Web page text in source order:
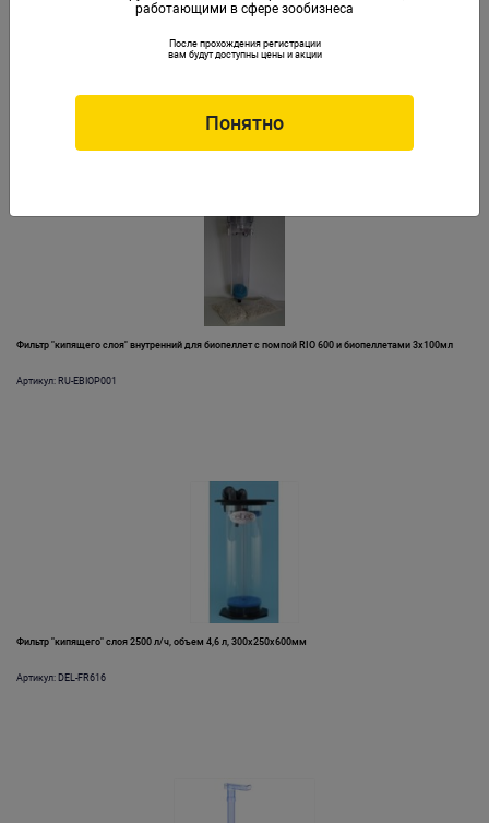
Фильтр "кипящего слоя" Bio Churn-90INT Bio Churn Reactor D90/220x115x370мм от 400-600л, помпа
Фильтр "кипящего слоя" внутренний для биопеллет с помпой RIO 600 и биопеллетами 3х100мл
Артикул: RU-EBIOP001
Фильтр "кипящего" слоя 2500 л/ч, объем 4,6 л, 300х250х600мм
Артикул: DEL-FR616
работающими в сфере зообизнеса
После прохождения регистрации
вам будут доступны цены и акции
Понятно